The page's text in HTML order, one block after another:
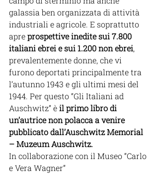
galassia ben organizzata di attività
industriali e agricole. E soprattutto
apre prospettive inedite sui 7.800
italiani ebrei e sui 1.200 non ebrei,
prevalentemente donne, che vi
furono deportati principalmente tra
l’autunno 1943 e gli ultimi mesi del
1944. Per questo “Gli Italiani ad
Auschwitz” è il primo libro di
un’autrice non polacca a venire
pubblicato dall’Auschwitz Memorial
– Muzeum Auschwitz.
In collaborazione con il Museo “Carlo
e Vera Wagner”